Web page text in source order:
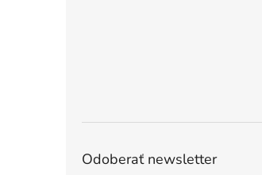
Odoberať newsletter